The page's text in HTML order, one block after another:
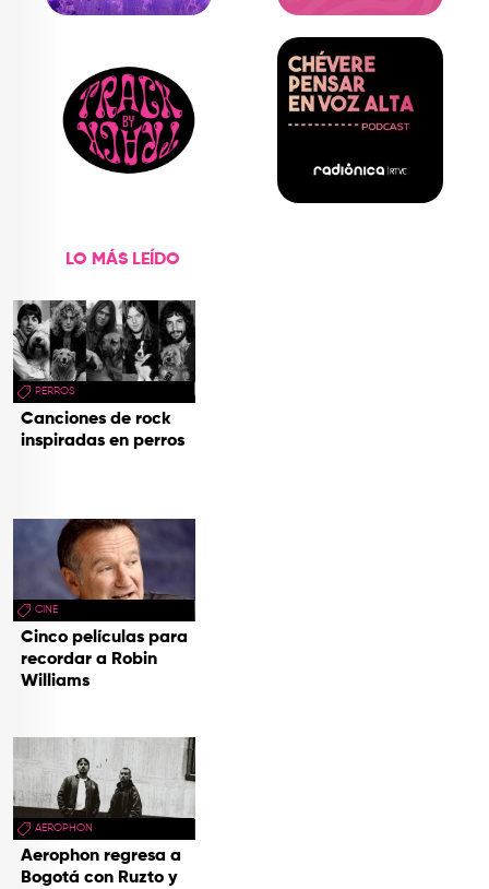
LO MÁS LEÍDO
PERROS
Canciones de rock
inspiradas en perros
CINE
Cinco películas para
recordar a Robin
Williams
AEROPHON
Aerophon regresa a
Bogotá con Ruzto y